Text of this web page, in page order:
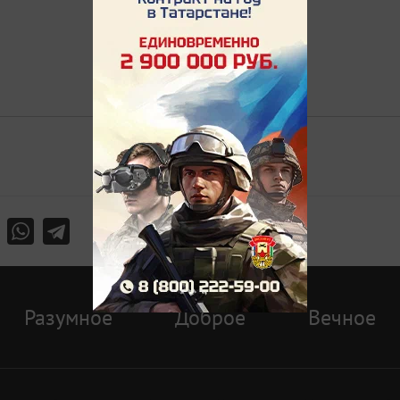
Разумное Доброе Вечное